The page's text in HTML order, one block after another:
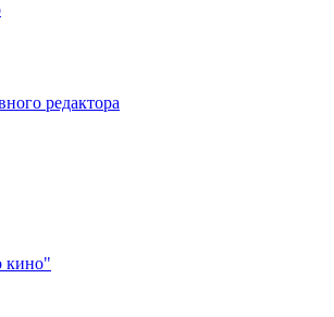
редактора
кино"